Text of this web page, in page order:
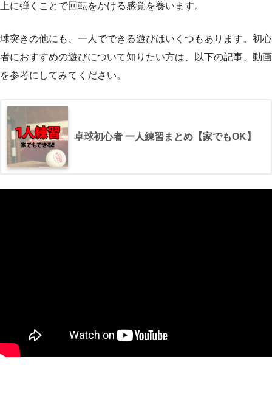
上に弾くことで回転をかける感覚を養います。
球突きの他にも、一人でできる遊びはいくつもあります。初心
者におすすめの遊びについて知りたい方は、以下の記事、動画
を参考にしてみてください。
卓球初心者 一人練習まとめ【家でもOK】